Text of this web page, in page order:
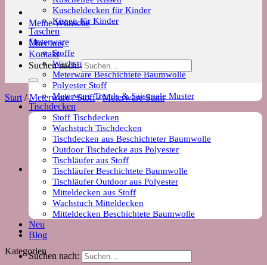
Kuscheldecken für Kinder
Kissen für Kinder
Taschen
Meterware
Stoffe
Wachstuch Stoff
Meterware Beschichtete Baumwolle
Polyester Stoff
Meterware Trends & Saisonale Muster
Tischdecken
Stoff Tischdecken
Wachstuch Tischdecken
Tischdecken aus Beschichteter Baumwolle
Outdoor Tischdecke aus Polyester
Tischläufer aus Stoff
Tischläufer Beschichtete Baumwolle
Tischläufer Outdoor aus Polyester
Mitteldecken aus Stoff
Wachstuch Mitteldecken
Mitteldecken Beschichtete Baumwolle
Neu
Blog
Suchen nach:
Meine Wünsche
Über uns
Kontakt
Suchen nach:
Start / Meterware / Stoff / Meterware Samt
Kategorien